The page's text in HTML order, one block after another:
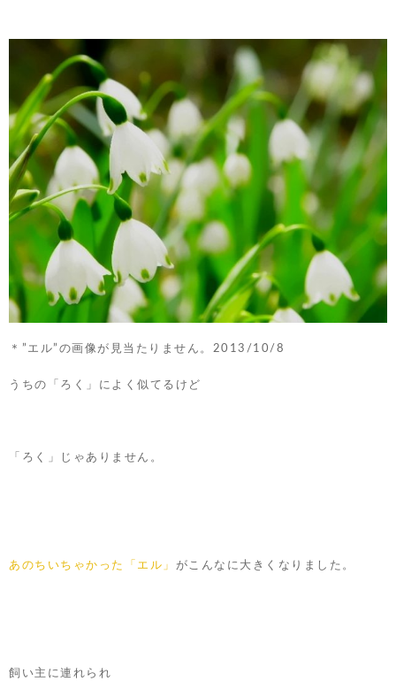
＊”エル”の画像が見当たりません。2013/10/8
うちの「ろく」によく似てるけど
「ろく」じゃありません。
あのちいちゃかった「エル」 がこんなに大きくなりました。
飼い主に連れられ